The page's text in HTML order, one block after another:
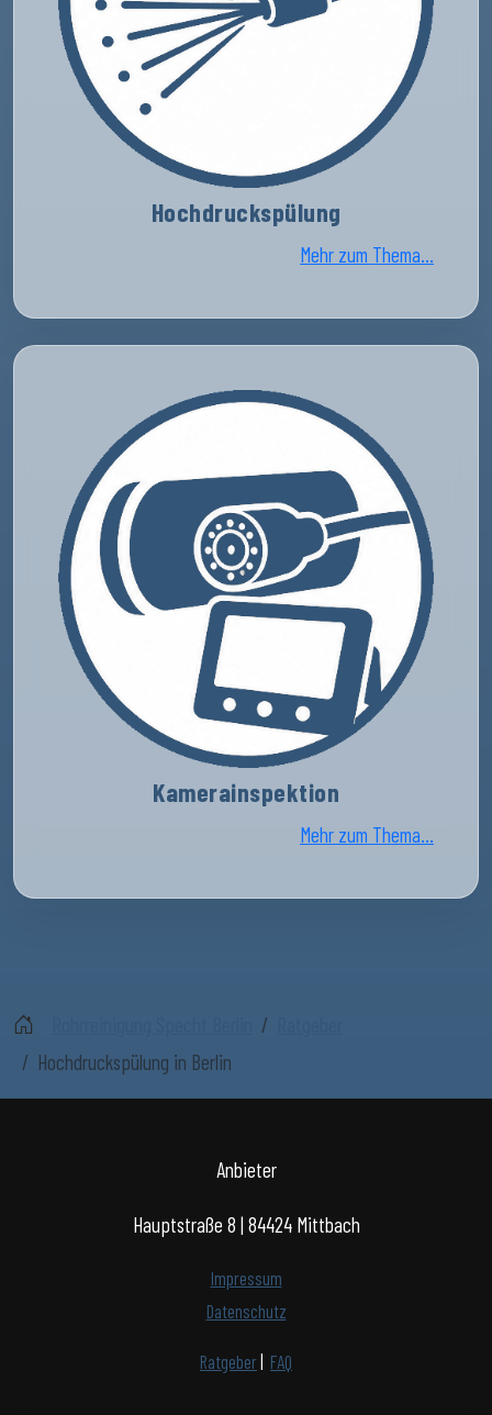
Hochdruckspülung
Mehr zum Thema...
Kamerainspektion
Mehr zum Thema...
Hochdruckspülung in Berlin
Anbieter
Hauptstraße 8 | 84424 Mittbach
Impressum
Datenschutz
Ratgeber| FAQ